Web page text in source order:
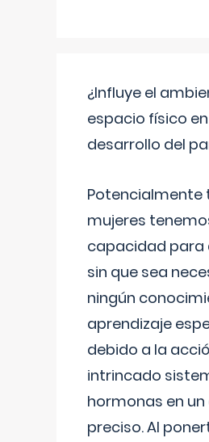
¿Influye el
espacio físico
desarrollo del
Potencialmente
mujeres
capacidad para
sin que sea
ningún
aprendizaje
debido a la
intrincado
hormonas en un
preciso. Al